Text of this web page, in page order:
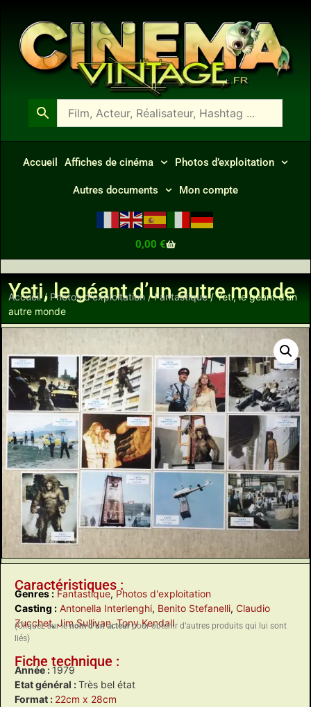
Accueil Affiches de cinéma Photos d’exploitation
Autres documents Mon compte
0,00 €
Yeti, le géant d’un autre monde
Accueil/ Photos d'exploitation /Fantastique/ Yeti, le géant d’un
autre monde
Caractéristiques :
Genres : Fantastique,Photos d'exploitation
Casting : Antonella Interlenghi, Benito Stefanelli, Claudio
Zucchet,Jim Sullivan,Tony Kendall
(Cliquez sur lenom d’un acteurpour obtenir d’autres produits qui lui sont
liés)
Fiche technique :
Année : 1979
Etat général :Très bel état
Format : 22cm x 28cm